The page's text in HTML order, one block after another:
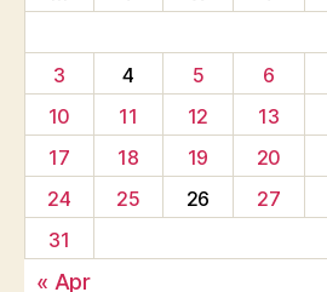
3
4 5 6
10
11 12 13
17
18 19 20
24
25 26 27
31
« Apr